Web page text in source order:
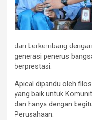
dan berkembang
generasi penerus
berprestasi.
Apical dipandu oleh
yang baik untuk
dan hanya dengan
Perusahaan.